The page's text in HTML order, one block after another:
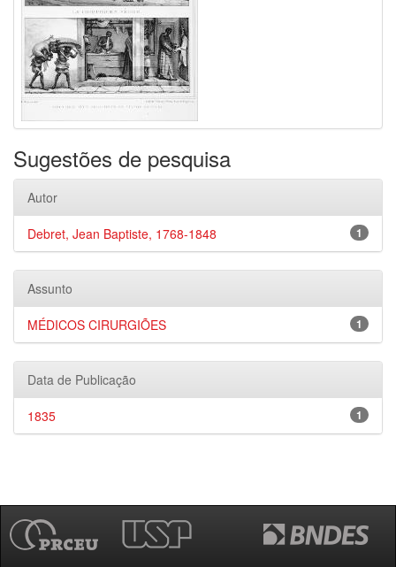
Sugestões de pesquisa
Autor
1
Debret, Jean Baptiste, 1768-1848
Assunto
1
MÉDICOS CIRURGIÕES
Data de Publicação
1
1835